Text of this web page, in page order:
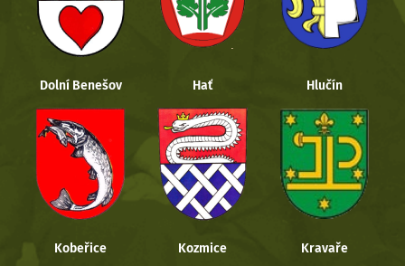
Dolní Benešov Hať Hlučín
Kobeřice Kozmice Kravaře